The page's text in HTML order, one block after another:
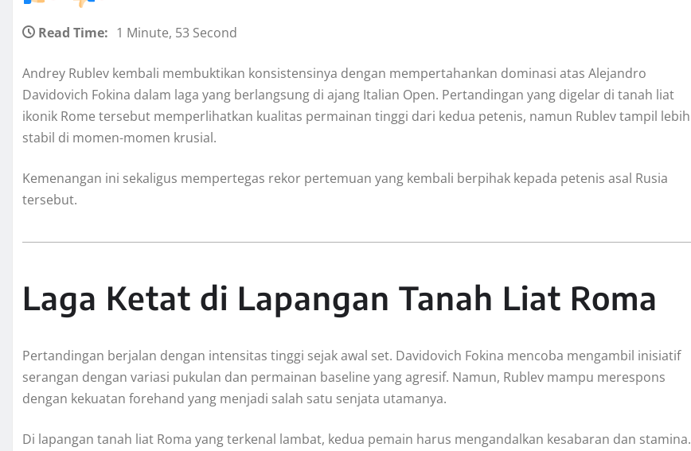
Read Time: 1 Minute, 53 Second
Andrey Rublev kembali membuktikan konsistensinya dengan mempertahankan dominasi atas Alejandro
Davidovich Fokina dalam laga yang berlangsung di ajang Italian Open. Pertandingan yang digelar di tanah liat
ikonik Rome tersebut memperlihatkan kualitas permainan tinggi dari kedua petenis, namun Rublev tampil lebih
stabil di momen-momen krusial.
Kemenangan ini sekaligus mempertegas rekor pertemuan yang kembali berpihak kepada petenis asal Rusia
tersebut.
Laga Ketat di Lapangan Tanah Liat Roma
Pertandingan berjalan dengan intensitas tinggi sejak awal set. Davidovich Fokina mencoba mengambil inisiatif
serangan dengan variasi pukulan dan permainan baseline yang agresif. Namun, Rublev mampu merespons
dengan kekuatan forehand yang menjadi salah satu senjata utamanya.
Di lapangan tanah liat Roma yang terkenal lambat, kedua pemain harus mengandalkan kesabaran dan stamina.